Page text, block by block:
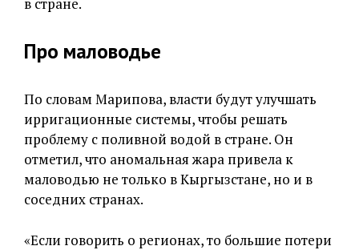
Про маловодье
По словам Марипова, власти будут улучшать
ирригационные системы, чтобы решать
проблему с поливной водой в стране. Он
отметил, что аномальная жара привела к
маловодью не только в Кыргызстане, но и в
соседних странах.
«Если говорить о регионах, то большие потери